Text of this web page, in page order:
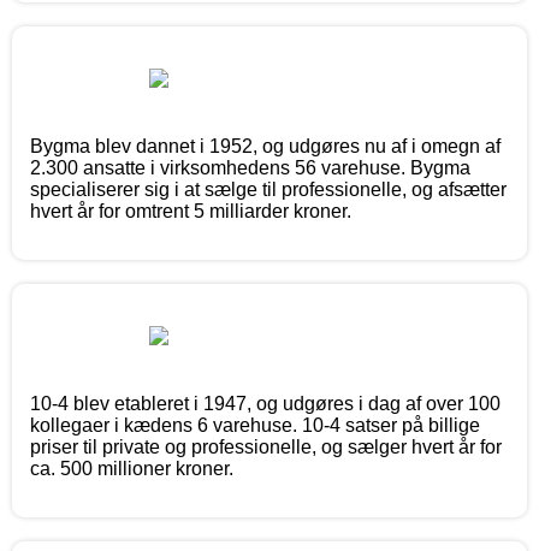
Bygma blev dannet i 1952, og udgøres nu af i omegn af
2.300 ansatte i virksomhedens 56 varehuse. Bygma
specialiserer sig i at sælge til professionelle, og afsætter
hvert år for omtrent 5 milliarder kroner.
10-4 blev etableret i 1947, og udgøres i dag af over 100
kollegaer i kædens 6 varehuse. 10-4 satser på billige
priser til private og professionelle, og sælger hvert år for
ca. 500 millioner kroner.